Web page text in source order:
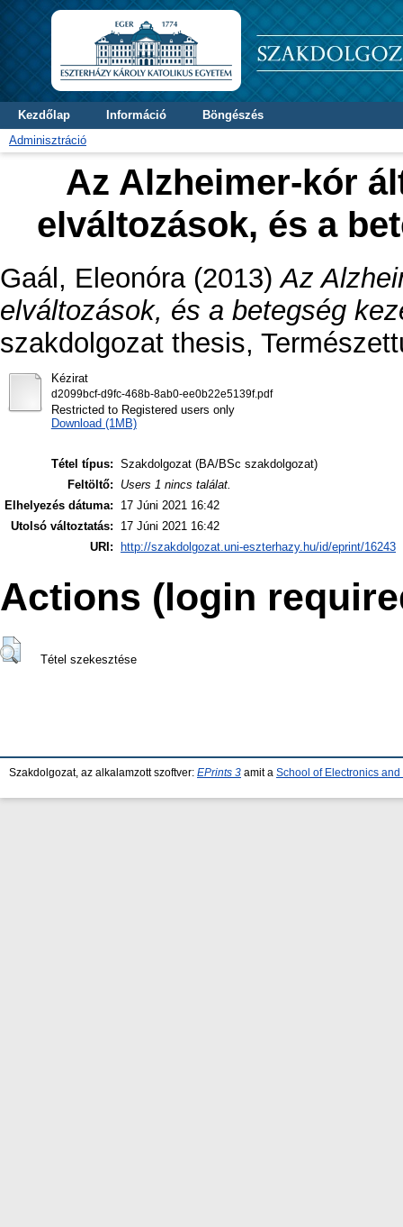
Kezdőlap Információ
Böngészés
Adminisztráció
Az Alzheimer-kór
elváltozások, és a
Gaál, Eleonóra(2013)Az
elváltozások, és a betegség
szakdolgozat thesis,
Kézirat
d2099bcf-d9fc-468b-8ab0-ee0b22e5139f.pdf
Restricted to Registered users only
Download (1MB)
Tétel típus: Szakdolgozat (BA/BSc szakdolgozat)
Feltöltő:
Users 1 nincs találat.
Elhelyezés dátuma:
17 Júni 2021 16:42
Utolsó változtatás:
17 Júni 2021 16:42
URI:
http://szakdolgozat.uni-eszterhazy.hu/id/eprint/16243
Actions (login
Tétel szekesztése
Szakdolgozat, az alkalamzott szoftver: EPrints 3 amit a School of Electronics